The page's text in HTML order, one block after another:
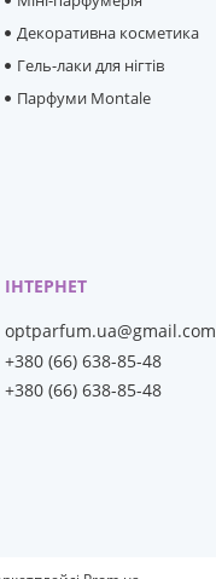
Декоративна косметика
Гель-лаки для нігтів
Парфуми Montale
optparfum.ua@gmail.com
+380 (66) 638-85-48
+380 (66) 638-85-48